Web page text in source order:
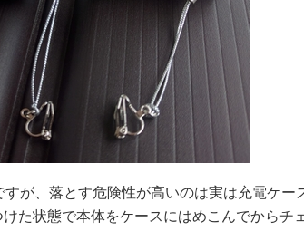
が、落とす危険性が高いのは実は充電ケー
た状態で本体をケースにはめこんでからチ